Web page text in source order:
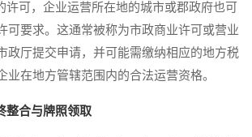
可，企业运营所在地的城市或郡政府也可
可要求。这通常被称为市政商业许可或营业
政厅提交申请，并可能需缴纳相应的地方税
业在地方管辖范围内的合法运营资格。
整合与牌照领取